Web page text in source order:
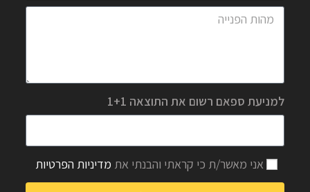
למניעת ספאם רשום את התוצאה 1+1
אני מאשר/ת כי קראתי והבנתי את מדיניות הפרטיות